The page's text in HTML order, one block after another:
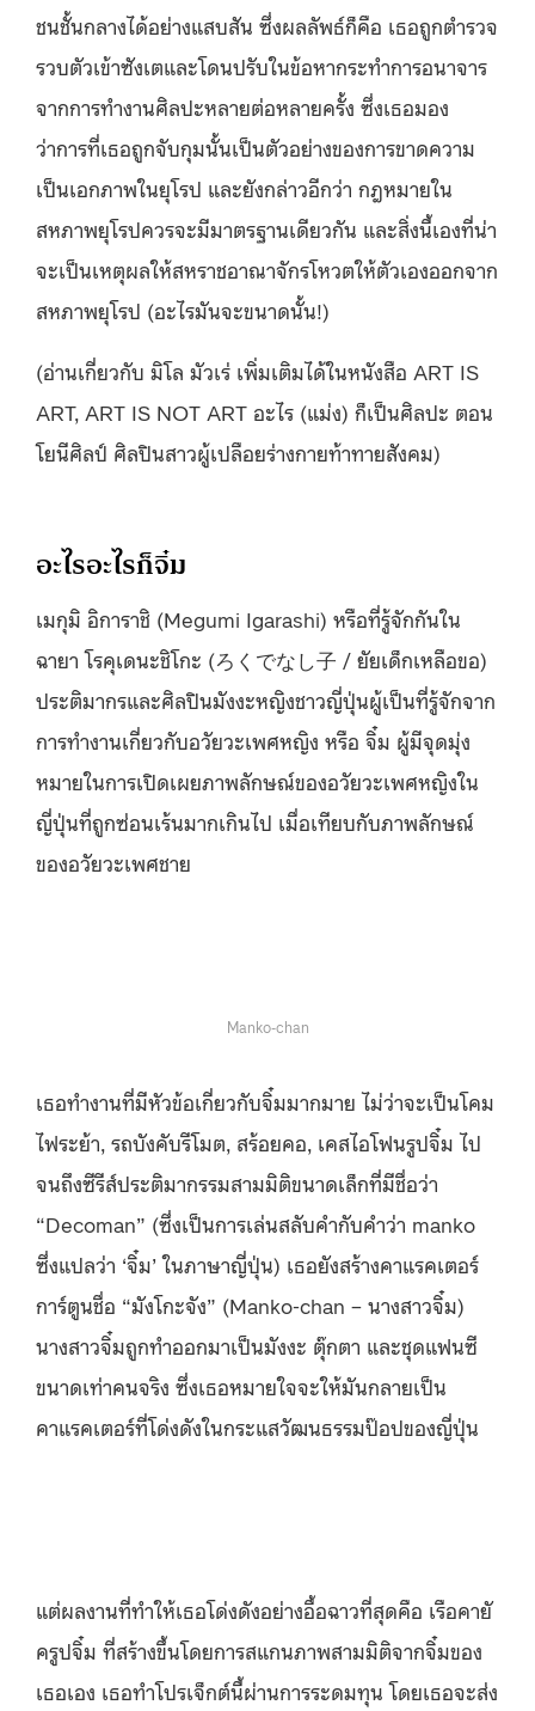
ชนชั้นกลางได้อย่างแสบสัน ซึ่งผลลัพธ์ก็คือ เธอถูกตำรวจ
รวบตัวเข้าซังเตและโดนปรับในข้อหากระทำการอนาจาร
จากการทำงานศิลปะหลายต่อหลายครั้ง ซึ่งเธอมอง
ว่าการที่เธอถูกจับกุมนั้นเป็นตัวอย่างของการขาดความ
เป็นเอกภาพในยุโรป และยังกล่าวอีกว่า กฎหมายใน
สหภาพยุโรปควรจะมีมาตรฐานเดียวกัน และสิ่งนี้เองที่น่า
จะเป็นเหตุผลให้สหราชอาณาจักรโหวตให้ตัวเองออกจาก
สหภาพยุโรป (อะไรมันจะขนาดนั้น!)
(อ่านเกี่ยวกับ มิโล มัวเร่ เพิ่มเติมได้ในหนังสือ ART IS
ART, ART IS NOT ART อะไร (แม่ง) ก็เป็นศิลปะ ตอน
โยนีศิลป์ ศิลปินสาวผู้เปลือยร่างกายท้าทายสังคม)
อะไรอะไรก็จิ๋ม
เมกุมิ อิการาชิ (Megumi Igarashi) หรือที่รู้จักกันใน
ฉายา โรคุเดนะชิโกะ (ろくでなし子 / ยัยเด็กเหลือขอ)
ประติมากรและศิลปินมังงะหญิงชาวญี่ปุ่นผู้เป็นที่รู้จักจาก
การทำงานเกี่ยวกับอวัยวะเพศหญิง หรือ จิ๋ม ผู้มีจุดมุ่ง
หมายในการเปิดเผยภาพลักษณ์ของอวัยวะเพศหญิงใน
ญี่ปุ่นที่ถูกซ่อนเร้นมากเกินไป เมื่อเทียบกับภาพลักษณ์
ของอวัยวะเพศชาย
Manko-chan
เธอทำงานที่มีหัวข้อเกี่ยวกับจิ๋มมากมาย ไม่ว่าจะเป็นโคม
ไฟระย้า, รถบังคับรีโมต, สร้อยคอ, เคสไอโฟนรูปจิ๋ม ไป
จนถึงซีรีส์ประติมากรรมสามมิติขนาดเล็กที่มีชื่อว่า
“Decoman” (ซึ่งเป็นการเล่นสลับคำกับคำว่า manko
ซึ่งแปลว่า ‘จิ๋ม’ ในภาษาญี่ปุ่น) เธอยังสร้างคาแรคเตอร์
การ์ตูนชื่อ “มังโกะจัง” (Manko-chan – นางสาวจิ๋ม)
นางสาวจิ๋มถูกทำออกมาเป็นมังงะ ตุ๊กตา และชุดแฟนซี
ขนาดเท่าคนจริง ซึ่งเธอหมายใจจะให้มันกลายเป็น
คาแรคเตอร์ที่โด่งดังในกระแสวัฒนธรรมป๊อปของญี่ปุ่น
แต่ผลงานที่ทำให้เธอโด่งดังอย่างอื้อฉาวที่สุดคือ เรือคายั
ครูปจิ๋ม ที่สร้างขึ้นโดยการสแกนภาพสามมิติจากจิ๋มของ
เธอเอง เธอทำโปรเจ็กต์นี้ผ่านการระดมทุน โดยเธอจะส่ง